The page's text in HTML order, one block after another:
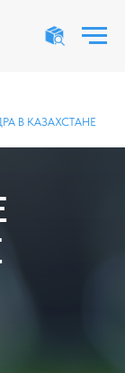
В КАЗАХСТАНЕ